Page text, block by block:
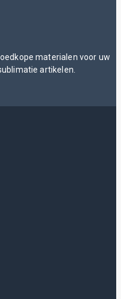
materialen voor uw
artikelen.